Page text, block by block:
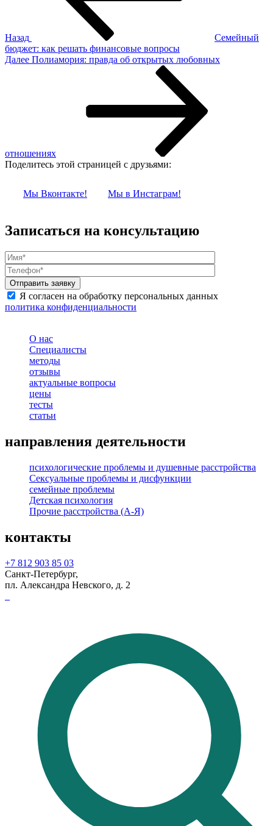
Назад
Семейный
бюджет: как решать финансовые вопросы
Следующая
Далее Полиамория: правда об открытых любовных
отношениях
Поделитесь этой страницей с друзьями:
Мы Вконтакте! Мы в Инстаграм!
Записаться на консультацию
Я согласен на обработку персональных данных
политика конфиденциальности
О нас
Специалисты
методы
отзывы
актуальные вопросы
цены
тесты
статьи
направления деятельности
психологические проблемы и душевные расстройства
Сексуальные проблемы и дисфункции
семейные проблемы
Детская психология
Прочие расстройства (А-Я)
контакты
+7 812 903 85 03
Санкт-Петербург,
пл. Александра Невского, д. 2